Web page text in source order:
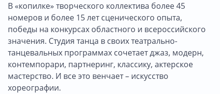
В «копилке» творческого коллектива более 45
номеров и более 15 лет сценического опыта,
победы на конкурсах областного и всероссийского
значения. Студия танца в своих театрально-
танцевальных программах сочетает джаз, модерн,
контемпорари, партнеринг, классику, актерское
мастерство. И все это венчает – искусство
хореографии.